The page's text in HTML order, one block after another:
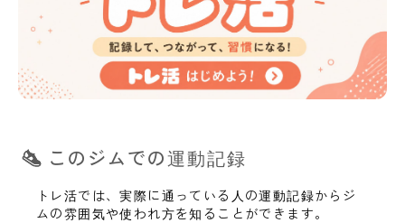
このジムでの運動記録
トレ活では、実際に通っている人の運動記録からジ
ムの雰囲気や使われ方を知ることができます。